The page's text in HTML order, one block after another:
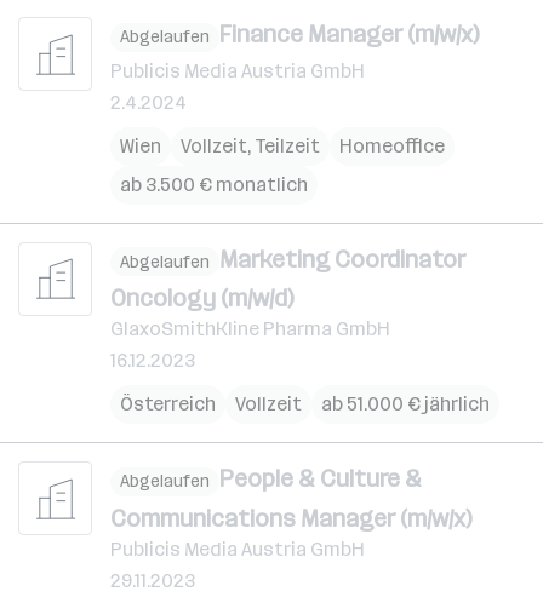
Abgelaufen Finance Manager (m/w/x)
Publicis Media Austria GmbH
2.4.2024
Wien
Vollzeit, Teilzeit
Homeoffice
ab 3.500 € monatlich
Abgelaufen Marketing Coordinator
Oncology (m/w/d)
GlaxoSmithKline Pharma GmbH
16.12.2023
Österreich
Vollzeit ab 51.000 € jährlich
Abgelaufen People & Culture &
Communications Manager (m/w/x)
Publicis Media Austria GmbH
29.11.2023